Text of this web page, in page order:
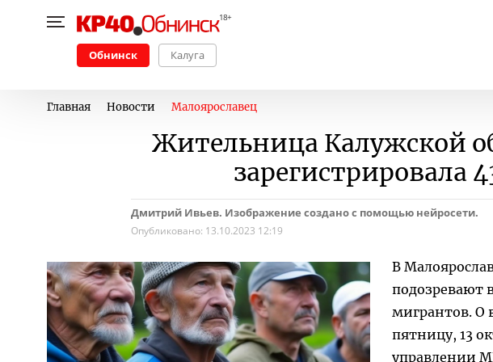
Обнинск Калуга
Главная Новости Малоярославец
Жительница Калужской
зарегистрировала
Дмитрий Ивьев. Изображение создано с помощью нейросети.
Опубликовано: 13.10.2023 12:19
В
подозревают
мигрантов. О
пятницу, 13
управлении